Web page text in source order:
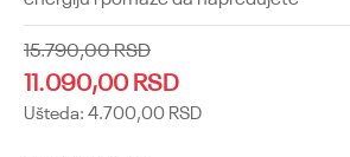
15.790,00RSD
11.090,00RSD
Ušteda: 4.700,00 RSD